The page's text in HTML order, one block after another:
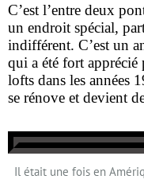
C’est l’entre deux
un endroit spécial,
indifférent. C’est un
qui a été fort apprécié
lofts dans les années
se rénove et devient
Il était une fois en